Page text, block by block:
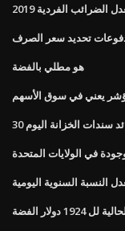
الضرائب الفردية 2019
تحديد سعر الصرف
هو مطلي بالفضة
يعني في سوق الأسهم
سندات الخزانة اليوم
في الولايات المتحدة
النسبة السنوية اليومية
1924 دولار الفضة